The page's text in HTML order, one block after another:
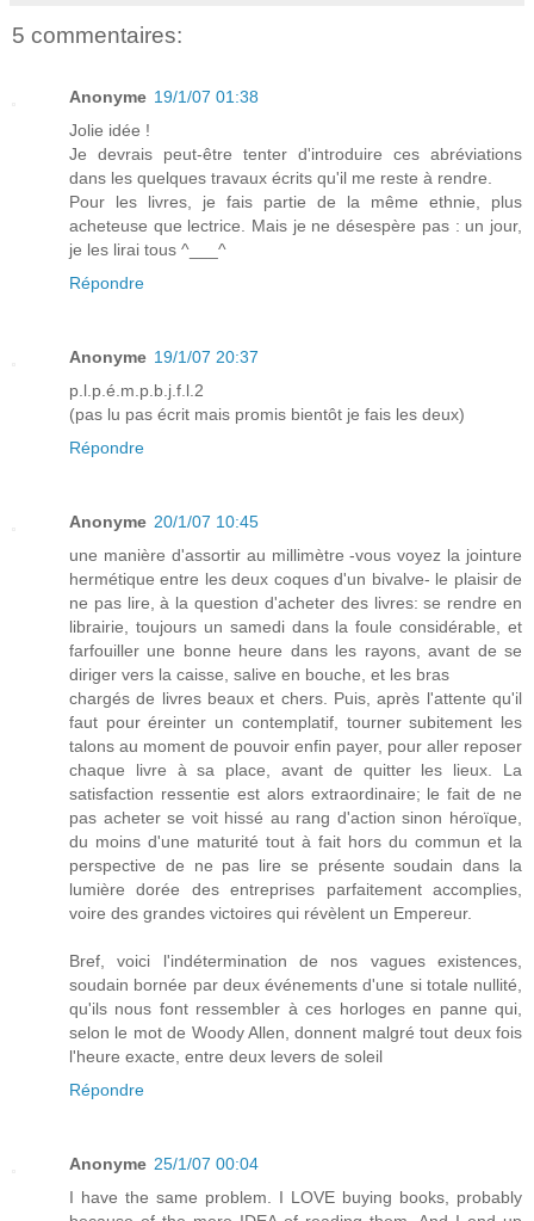
5 commentaires:
Anonyme 19/1/07 01:38
Jolie idée !
Je devrais peut-être tenter d'introduire ces abréviations
dans les quelques travaux écrits qu'il me reste à rendre.
Pour les livres, je fais partie de la même ethnie, plus
acheteuse que lectrice. Mais je ne désespère pas : un jour,
je les lirai tous ^___^
Répondre
Anonyme 19/1/07 20:37
p.l.p.é.m.p.b.j.f.l.2
(pas lu pas écrit mais promis bientôt je fais les deux)
Répondre
Anonyme 20/1/07 10:45
une manière d'assortir au millimètre -vous voyez la jointure
hermétique entre les deux coques d'un bivalve- le plaisir de
ne pas lire, à la question d'acheter des livres: se rendre en
librairie, toujours un samedi dans la foule considérable, et
farfouiller une bonne heure dans les rayons, avant de se
diriger vers la caisse, salive en bouche, et les bras
chargés de livres beaux et chers. Puis, après l'attente qu'il
faut pour éreinter un contemplatif, tourner subitement les
talons au moment de pouvoir enfin payer, pour aller reposer
chaque livre à sa place, avant de quitter les lieux. La
satisfaction ressentie est alors extraordinaire; le fait de ne
pas acheter se voit hissé au rang d'action sinon héroïque,
du moins d'une maturité tout à fait hors du commun et la
perspective de ne pas lire se présente soudain dans la
lumière dorée des entreprises parfaitement accomplies,
voire des grandes victoires qui révèlent un Empereur.
Bref, voici l'indétermination de nos vagues existences,
soudain bornée par deux événements d'une si totale nullité,
qu'ils nous font ressembler à ces horloges en panne qui,
selon le mot de Woody Allen, donnent malgré tout deux fois
l'heure exacte, entre deux levers de soleil
Répondre
Anonyme 25/1/07 00:04
I have the same problem. I LOVE buying books, probably